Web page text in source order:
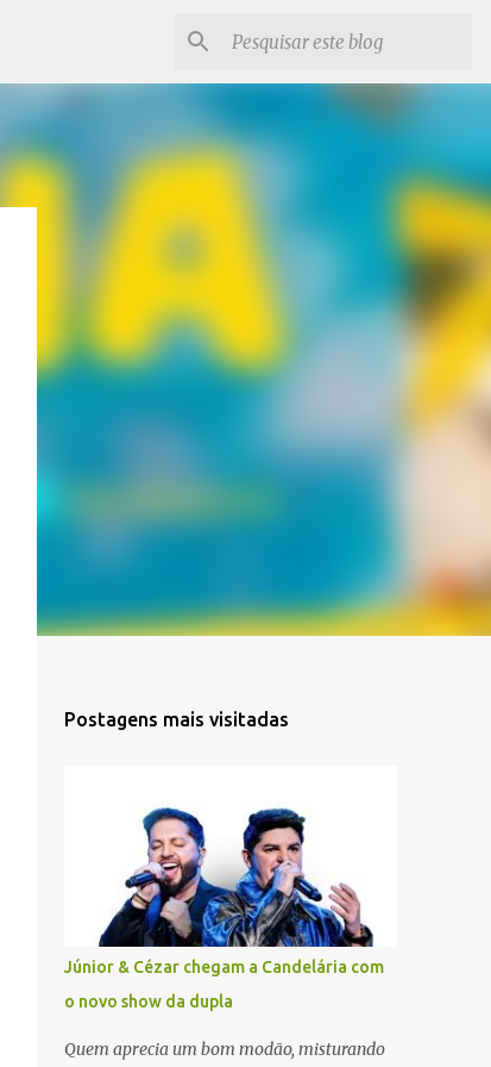
Postagens mais visitadas
Júnior & Cézar chegam a Candelária com
o novo show da dupla
Quem aprecia um bom modão, misturando